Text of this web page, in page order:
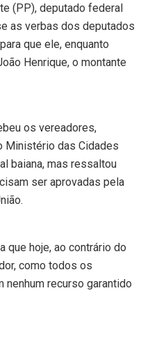
(PP), deputado federal
as verbas dos deputados
que ele, enquanto
Henrique, o montante
os vereadores,
Ministério das Cidades
baiana, mas ressaltou
ser aprovadas pela
que hoje, ao contrário do
como todos os
recurso garantido